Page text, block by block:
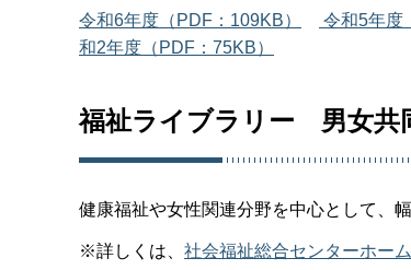
令和6年度（PDF：109KB） 令和5年度
和2年度（PDF：75KB）
福祉ライブラリー 男女共
健康福祉や女性関連分野を中心として、
※詳しくは、 社会福祉総合センターホー